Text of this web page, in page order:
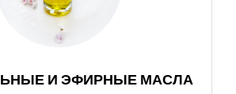
И ЭФИРНЫЕ МАСЛА